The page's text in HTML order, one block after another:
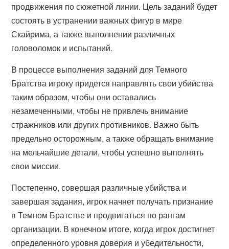
продвижения по сюжетной линии. Цель заданий будет
состоять в устранении важных фигур в мире
Скайрима, а также выполнении различных
головоломок и испытаний.
В процессе выполнения заданий для Темного
Братства игроку придется направлять свои убийства
таким образом, чтобы они оставались
незамеченными, чтобы не привлечь внимание
стражников или других противников. Важно быть
предельно осторожным, а также обращать внимание
на мельчайшие детали, чтобы успешно выполнять
свои миссии.
Постепенно, совершая различные убийства и
завершая задания, игрок начнет получать признание
в Темном Братстве и продвигаться по рангам
организации. В конечном итоге, когда игрок достигнет
определенного уровня доверия и убедительности,